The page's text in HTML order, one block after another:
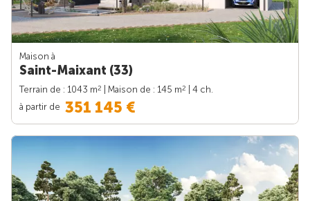
Maison à
Saint-Maixant (33)
Terrain de : 1043 m2 | Maison de : 145 m2
| 4 ch.
à partir de 351 145 €